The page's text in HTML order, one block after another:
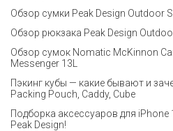
Обзор сумки Peak Design Outdoor
Обзор рюкзака Peak Design
Обзор сумок Nomatic McKinnon
Messenger 13L
Пэкинг кубы — какие бывают и
Packing Pouch, Caddy, Cube
Подборка аксессуаров для
Peak Design!